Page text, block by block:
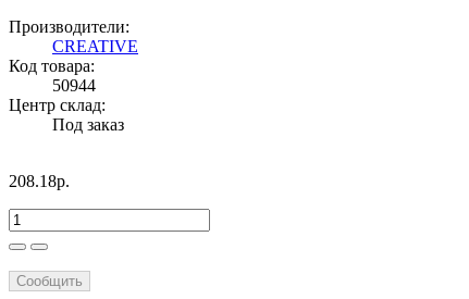
Производители:
CREATIVE
Код товара:
50944
Центр склад:
Под заказ
208.18р.
Сообщить